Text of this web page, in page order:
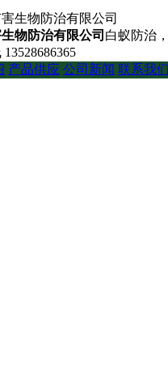
物防治有限公司 白蚁防治
13528686365
产品供应 公司新闻 联系我们